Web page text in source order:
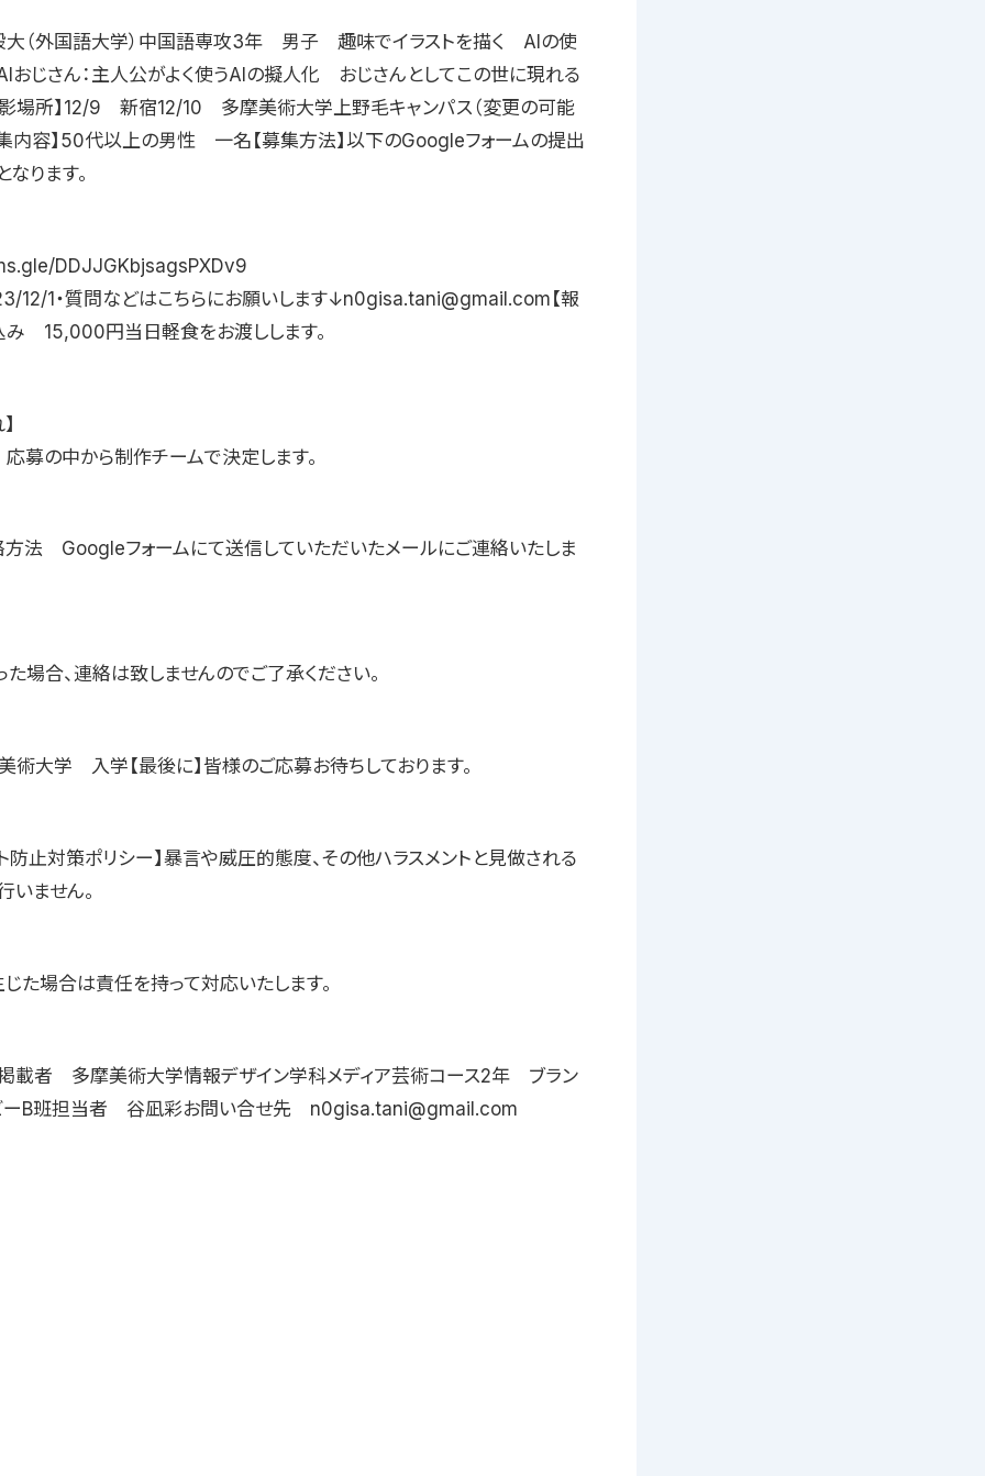
大（外国語大学）中国語専攻3年 男子 趣味でイラストを描く AIの使
おじさん：主人公がよく使うAIの擬人化 おじさんとしてこの世に現れる
影場所】12/9 新宿12/10 多摩美術大学上野毛キャンパス（変更の可能
集内容】50代以上の男性 一名【募集方法】以下のGoogleフォームの提出
ります。
DDJJGKbjsagsPXDv9
12/1・質問などはこちらにお願いします↓n0gisa.tani@gmail.com【報
み 15,000円当日軽食をお渡しします。
募の中から制作チームで決定します。
方法 Googleフォームにて送信していただいたメールにご連絡いたしま
場合、連絡は致しませんのでご了承ください。
術大学 入学【最後に】皆様のご応募お待ちしております。
防止対策ポリシー】暴言や威圧的態度、その他ハラスメントと見做される
いません。
た場合は責任を持って対応いたします。
載者 多摩美術大学情報デザイン学科メディア芸術コース2年 ブラン
ーB班担当者 谷凪彩お問い合せ先 n0gisa.tani@gmail.com